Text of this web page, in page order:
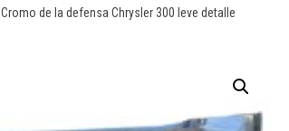
Cromo de la defensa Chrysler 300 leve detalle